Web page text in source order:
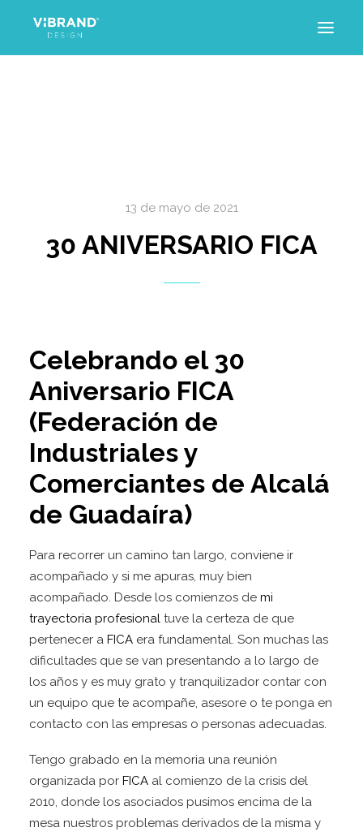
13 de mayo de 2021
30 ANIVERSARIO FICA
Celebrando el 30
Aniversario FICA
(Federación de
Industriales y
Comerciantes de Alcalá
de Guadaíra)
Para recorrer un camino tan largo, conviene ir
acompañado y si me apuras, muy bien
acompañado. Desde los comienzos de mi
trayectoria profesional tuve la certeza de que
pertenecer a FICA era fundamental. Son muchas las
dificultades que se van presentando a lo largo de
los años y es muy grato y tranquilizador contar con
un equipo que te acompañe, asesore o te ponga en
contacto con las empresas o personas adecuadas.
Tengo grabado en la memoria una reunión
organizada por FICA al comienzo de la crisis del
2010, donde los asociados pusimos encima de la
mesa nuestros problemas derivados de la misma y